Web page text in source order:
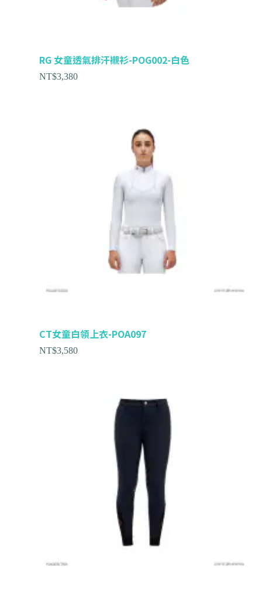
RG 女童透氣排汗襯衫-POG002-白色
NT$3,380
CT女童白領上衣-POA097
NT$3,580